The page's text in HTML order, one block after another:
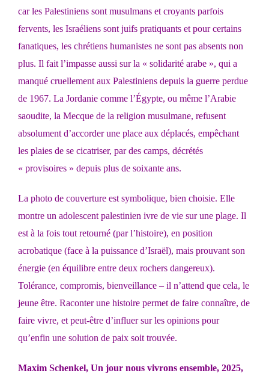
car les Palestiniens sont musulmans et croyants parfois
fervents, les Israéliens sont juifs pratiquants et pour certains
fanatiques, les chrétiens humanistes ne sont pas absents non
plus. Il fait l’impasse aussi sur la « solidarité arabe », qui a
manqué cruellement aux Palestiniens depuis la guerre perdue
de 1967. La Jordanie comme l’Égypte, ou même l’Arabie
saoudite, la Mecque de la religion musulmane, refusent
absolument d’accorder une place aux déplacés, empêchant
les plaies de se cicatriser, par des camps, décrétés
« provisoires » depuis plus de soixante ans.
La photo de couverture est symbolique, bien choisie. Elle
montre un adolescent palestinien ivre de vie sur une plage. Il
est à la fois tout retourné (par l’histoire), en position
acrobatique (face à la puissance d’Israël), mais prouvant son
énergie (en équilibre entre deux rochers dangereux).
Tolérance, compromis, bienveillance – il n’attend que cela, le
jeune être. Raconter une histoire permet de faire connaître, de
faire vivre, et peut-être d’influer sur les opinions pour
qu’enfin une solution de paix soit trouvée.
Maxim Schenkel, Un jour nous vivrons ensemble, 2025,